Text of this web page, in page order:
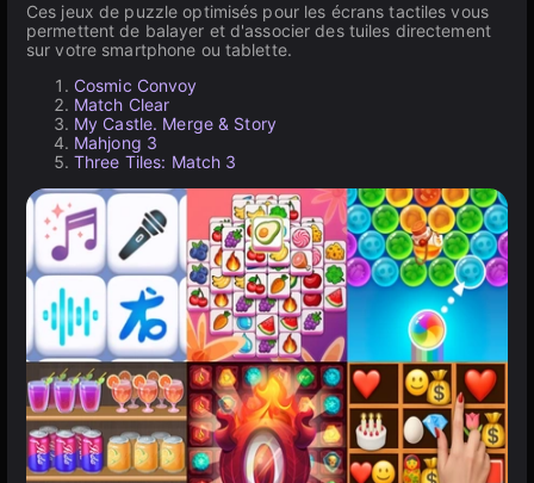
Ces jeux de puzzle optimisés pour les écrans tactiles vous
permettent de balayer et d'associer des tuiles directement
sur votre smartphone ou tablette.
Cosmic Convoy
Match Clear
My Castle. Merge & Story
Mahjong 3
Three Tiles: Match 3